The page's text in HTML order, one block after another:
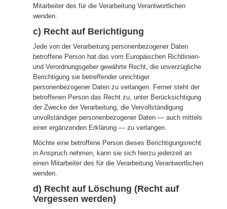
Mitarbeiter des für die Verarbeitung Verantwortlichen
wenden.
c) Recht auf Berichtigung
Jede von der Verarbeitung personenbezogener Daten
betroffene Person hat das vom Europäischen Richtlinien-
und Verordnungsgeber gewährte Recht, die unverzügliche
Berichtigung sie betreffender unrichtiger
personenbezogener Daten zu verlangen. Ferner steht der
betroffenen Person das Recht zu, unter Berücksichtigung
der Zwecke der Verarbeitung, die Vervollständigung
unvollständiger personenbezogener Daten — auch mittels
einer ergänzenden Erklärung — zu verlangen.
Möchte eine betroffene Person dieses Berichtigungsrecht
in Anspruch nehmen, kann sie sich hierzu jederzeit an
einen Mitarbeiter des für die Verarbeitung Verantwortlichen
wenden.
d) Recht auf Löschung (Recht auf
Vergessen werden)